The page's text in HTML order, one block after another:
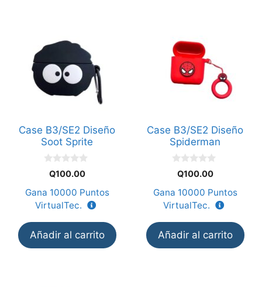
Case B3/SE2 Diseño
Soot Sprite
5
Q100.00
Gana 10000 Puntos
VirtualTec.
Añadir al carrito
Case B3/SE2 Diseño
Spiderman
5
Q100.00
Gana 10000 Puntos
VirtualTec.
Añadir al carrito